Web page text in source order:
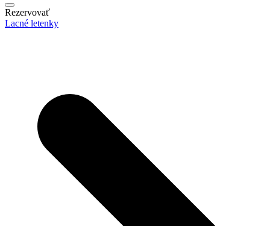
Rezervovať
Lacné letenky